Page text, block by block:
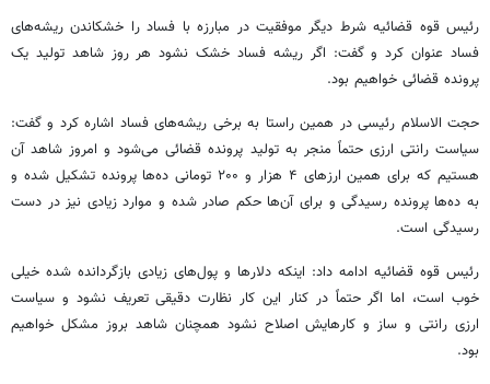
رئیس قوه قضائیه شرط دیگر موفقیت در مبارزه با فساد را خشکاندن ریشه‌های
فساد عنوان کرد و گفت: اگر ریشه فساد خشک نشود هر روز شاهد تولید یک
پرونده قضائی خواهیم بود.
حجت الاسلام رئیسی در همین راستا به برخی ریشه‌های فساد اشاره کرد و گفت:
سیاست رانتی ارزی حتماً منجر به تولید پرونده قضائی می‌شود و امروز شاهد آن
هستیم که برای همین ارزهای ۴ هزار و ۲۰۰ تومانی ده‌ها پرونده تشکیل شده و
به ده‌ها پرونده رسیدگی و برای آن‌ها حکم صادر شده و موارد زیادی نیز در دست
رسیدگی است.
رئیس قوه قضائیه ادامه داد: اینکه دلارها و پول‌های زیادی بازگردانده شده خیلی
خوب است، اما اگر حتماً در کنار این کار نظارت دقیقی تعریف نشود و سیاست
ارزی رانتی و ساز و کارهایش اصلاح نشود همچنان شاهد بروز مشکل خواهیم
بود.